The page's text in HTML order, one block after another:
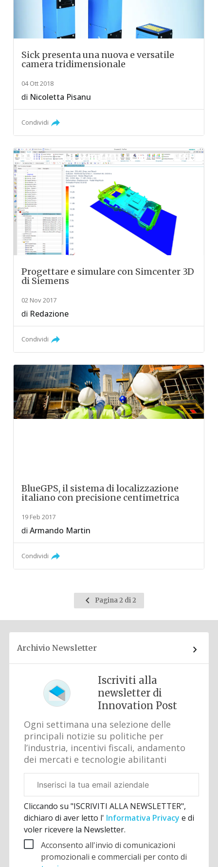
Sick presenta una nuova e versatile
camera tridimensionale
04 Ott 2018
di Nicoletta Pisanu
Condividi
Progettare e simulare con Simcenter 3D
di Siemens
02 Nov 2017
di Redazione
Condividi
BlueGPS, il sistema di localizzazione
italiano con precisione centimetrica
19 Feb 2017
diArmando Martin
Condividi
Pagina
precedente
Pagina 2 di 2
Archivio Newsletter
Iscriviti alla
newsletter di
Innovation Post
Ogni settimana una selezione delle
principali notizie su politiche per
l’industria, incentivi fiscali, andamento
dei mercati e tecnologie abilitanti
aziendale
Cliccando su "ISCRIVITI ALLA NEWSLETTER",
dichiaro di aver letto l' Informativa Privacye di
voler ricevere la Newsletter.
Acconsento all'invio di comunicazioni
promozionali e commerciali per conto di